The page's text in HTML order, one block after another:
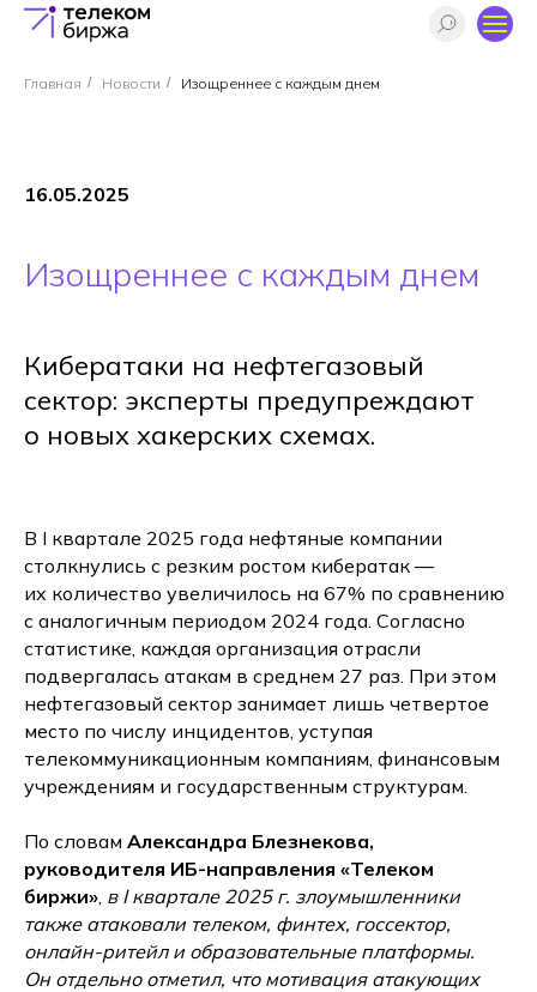
Главная / Новости / Изощреннее с каждым днем
16.05.2025
Изощреннее с каждым днем
Кибератаки на нефтегазовый
сектор: эксперты предупреждают
о новых хакерских схемах.
В I квартале 2025 года нефтяные компании
столкнулись с резким ростом кибератак —
их количество увеличилось на 67% по сравнению
с аналогичным периодом 2024 года. Согласно
статистике, каждая организация отрасли
подвергалась атакам в среднем 27 раз. При этом
нефтегазовый сектор занимает лишь четвертое
место по числу инцидентов, уступая
телекоммуникационным компаниям, финансовым
учреждениям и государственным структурам.
По словам Александра Блезнекова,
руководителя ИБ-направления «Телеком
биржи», в I квартале 2025 г. злоумышленники
также атаковали телеком, финтех, госсектор,
онлайн-ритейл и образовательные платформы.
Он отдельно отметил, что мотивация атакующих